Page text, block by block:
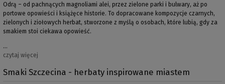
Odrą – od pachnących magnoliami alei, przez zielone parki i bulwary, aż po
portowe opowieści i książęce historie. To dopracowane kompozycje czarnych,
zielonych i ziołowych herbat, stworzone z myślą o osobach, które lubią, gdy za
smakiem stoi ciekawa opowieść.
…
czytaj więcej
Smaki Szczecina - herbaty inspirowane miastem